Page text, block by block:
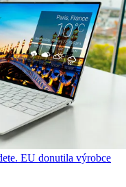
EU donutila výrobce